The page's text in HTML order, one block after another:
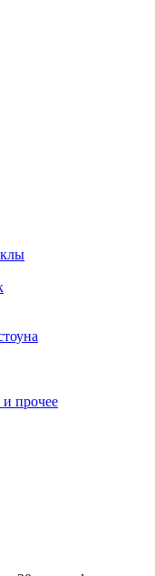
прочее